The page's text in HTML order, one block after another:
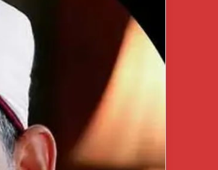
The
First
Group